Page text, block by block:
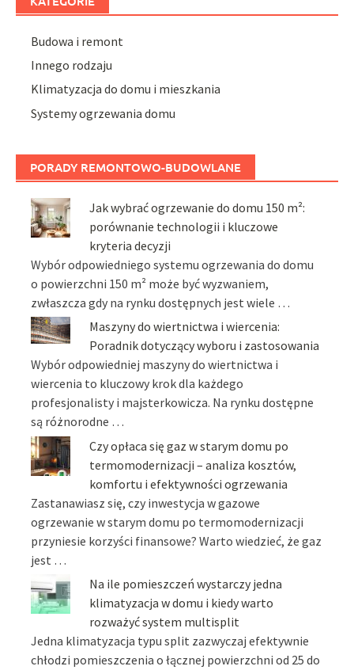
Budowa i remont
Innego rodzaju
Klimatyzacja do domu i mieszkania
Systemy ogrzewania domu
PORADY REMONTOWO-BUDOWLANE
Jak wybrać ogrzewanie do domu 150 m²:
porównanie technologii i kluczowe
kryteria decyzji
Wybór odpowiedniego systemu ogrzewania do domu
o powierzchni 150 m² może być wyzwaniem,
zwłaszcza gdy na rynku dostępnych jest wiele …
Maszyny do wiertnictwa i wiercenia:
Poradnik dotyczący wyboru i zastosowania
Wybór odpowiedniej maszyny do wiertnictwa i
wiercenia to kluczowy krok dla każdego
profesjonalisty i majsterkowicza. Na rynku dostępne
są różnorodne …
Czy opłaca się gaz w starym domu po
termomodernizacji – analiza kosztów,
komfortu i efektywności ogrzewania
Zastanawiasz się, czy inwestycja w gazowe
ogrzewanie w starym domu po termomodernizacji
przyniesie korzyści finansowe? Warto wiedzieć, że gaz
jest …
Na ile pomieszczeń wystarczy jedna
klimatyzacja w domu i kiedy warto
rozważyć system multisplit
Jedna klimatyzacja typu split zazwyczaj efektywnie
chłodzi pomieszczenia o łącznej powierzchni od 25 do